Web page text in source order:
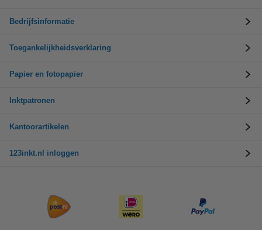
Bedrijfsinformatie
Toegankelijkheidsverklaring
Papier en fotopapier
Inktpatronen
Kantoorartikelen
123inkt.nl inloggen